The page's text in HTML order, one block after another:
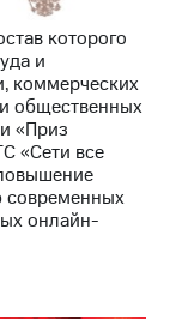
которого
и
коммерческих
общественных
«Приз
«Сети все
современных
онлайн-